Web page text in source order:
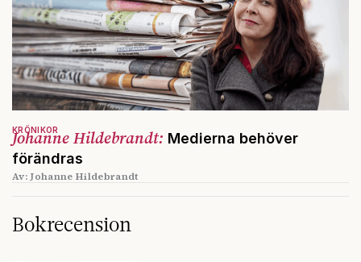
Johanne Hildebrandt: Medierna behöver
förändras
KRÖNIKOR
Av: Johanne Hildebrandt
Bokrecension